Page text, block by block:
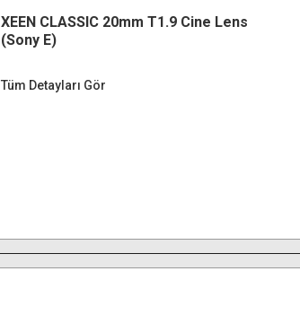
XEEN CLASSIC 20mm T1.9 Cine Lens
(Sony E)
Tüm Detayları Gör